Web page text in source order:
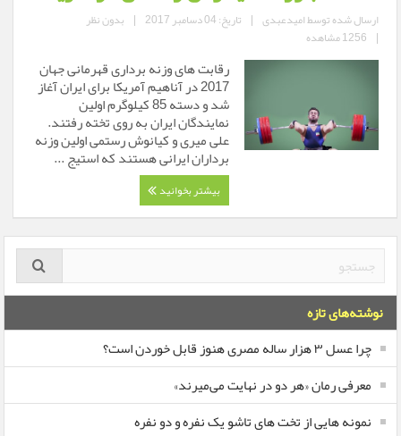
ارسال شده توسطامیدعبدی | تاریخ: 04 دسامبر 2017 | بدون نظر
| 1256 مشاهده
رقابت های وزنه برداری قهرمانی جهان
2017 در آناهیم آمریکا برای ایران آغاز
شد و دسته 85 کیلوگرم اولین
نمایندگان ایران به روی تخته رفتند.
علی میری و کیانوش رستمی اولین وزنه
برداران ایرانی هستند که استیج ...
بیشتر بخوانید
نوشته‌های تازه
چرا عسل ۳ هزار ساله‌ مصری هنوز قابل خوردن است؟
معرفی رمان «هر دو در نهایت می‌میرند»
نمونه هایی از تخت های تاشو یک نفره و دو نفره